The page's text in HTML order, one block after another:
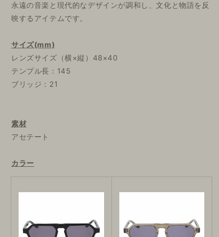
永遠の音楽と現代的なデザインが調和し、文化と物語を反
映するアイテムです。
サイズ(mm)
レンズサイズ（横×縦）48×40
テンプル長：145
ブリッジ：21
素材
アセテート
カラー